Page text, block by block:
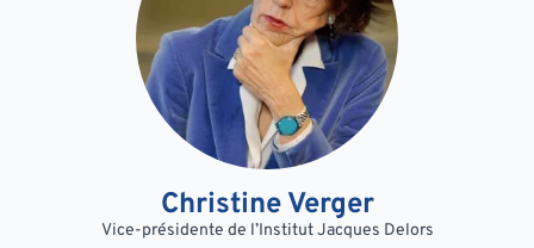
Christine Verger
Vice-présidente de l’Institut Jacques Delors